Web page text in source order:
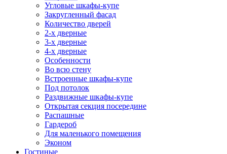
Угловые шкафы-купе
Закругленный фасад
Количество дверей
2-х дверные
3-х дверные
4-х дверные
Особенности
Во всю стену
Встроенные шкафы-купе
Под потолок
Раздвижные шкафы-купе
Открытая секция посередине
Распашные
Гардероб
Для маленького помещения
Эконом
Гостиные